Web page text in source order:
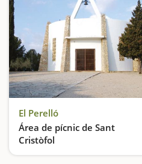
El Perelló
Área de pícnic de Sant
Cristòfol
Pícnic con vistas al Delta del Ebro